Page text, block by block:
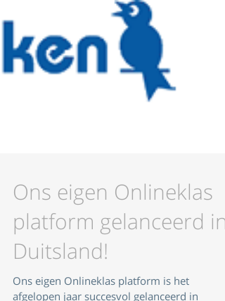
Ons eigen Onlineklas
platform gelanceerd in
Duitsland!